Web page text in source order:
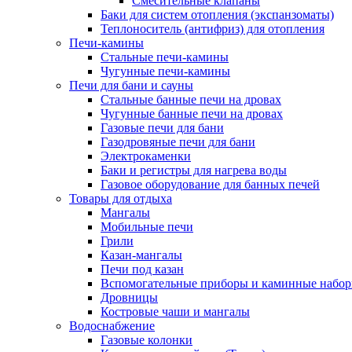
Баки для систем отопления (экспанзоматы)
Теплоноситель (антифриз) для отопления
Печи-камины
Стальные печи-камины
Чугунные печи-камины
Печи для бани и сауны
Стальные банные печи на дровах
Чугунные банные печи на дровах
Газовые печи для бани
Газодровяные печи для бани
Электрокаменки
Баки и регистры для нагрева воды
Газовое оборудование для банных печей
Товары для отдыха
Мангалы
Мобильные печи
Грили
Казан-мангалы
Печи под казан
Вспомогательные приборы и каминные
Дровницы
Костровые чаши и мангалы
Водоснабжение
Газовые колонки